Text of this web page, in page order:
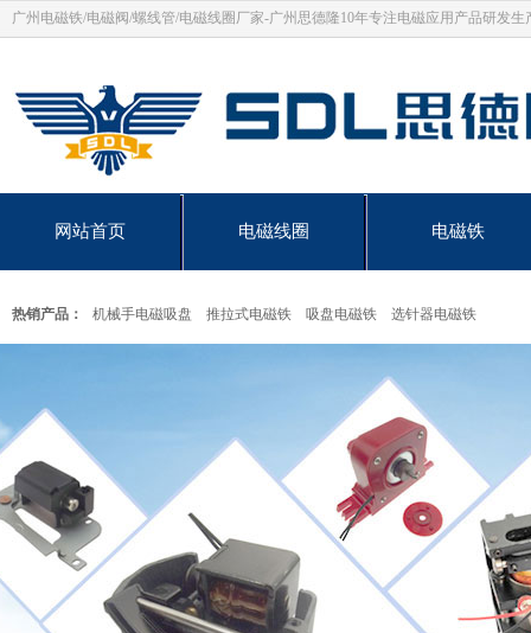
广州电磁铁/电磁阀/螺线管/电磁线圈厂家-广州思德隆10年专注电磁应用产品研发生
网站首页 电磁线圈 电磁铁
热销产品： 机械手电磁吸盘 推拉式电磁铁 吸盘电磁铁 选针器电磁铁